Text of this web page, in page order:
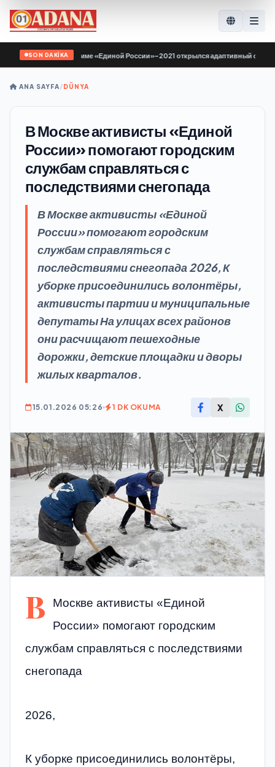
SON DAKİKA
Народной программе «Единой России»-2021 открылся адаптивный спортзал
ANA SAYFA/DÜNYA
В Москве активисты «Единой
России» помогают городским
службам справляться с
последствиями снегопада
В Москве активисты «Единой
России» помогают городским
службам справляться с
последствиями снегопада 2026, К
уборке присоединились волонтёры,
активисты партии и муниципальные
депутаты На улицах всех районов
они расчищают пешеходные
дорожки, детские площадки и дворы
жилых кварталов.
15.01.2026 05:26 1 DK OKUMA X
В
Москве активисты «Единой
России» помогают городским
службам справляться с последствиями
снегопада
2026,
К уборке присоединились волонтёры,